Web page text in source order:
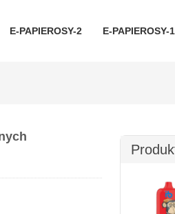
E-PAPIEROSY-2 E-PAPIEROSY-1